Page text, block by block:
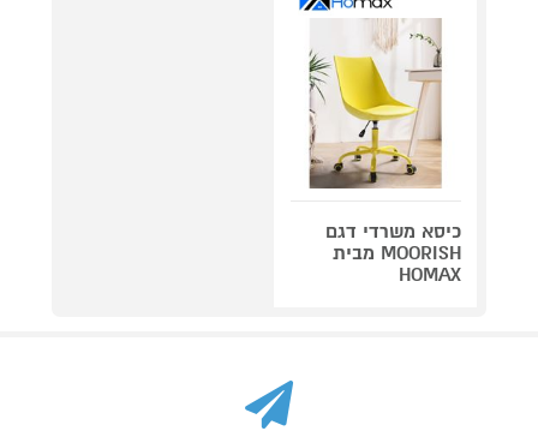
כיסא משרדי דגם
MOORISH מבית
HOMAX